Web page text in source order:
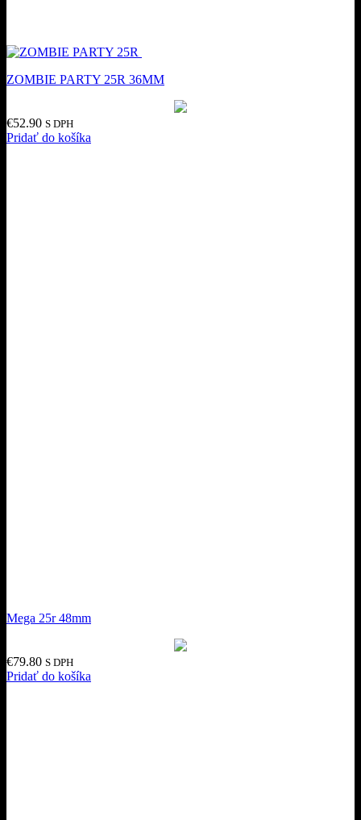
ZOMBIE PARTY 25R 36MM
€52.90 S DPH
Pridať do košíka
Mega 25r 48mm
€79.80 S DPH
Pridať do košíka